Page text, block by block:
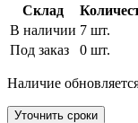
Склад
В наличии 7 шт.
Под заказ
0 шт.
Наличие
Уточнить сроки